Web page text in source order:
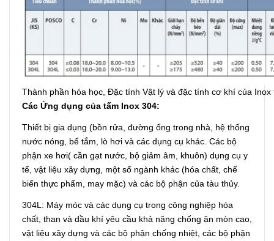
Thành phần hóa học, Đặc tính Vật lý và đặc tính cơ khí của Inox
Các Ứng dụng của tấm Inox 304:
Thiết bị gia dụng (bồn rửa, đường ống trong nhà, hệ thống
nước nóng, bể tắm, lò hơi và các dụng cụ khác. Các bộ
phận xe hơi( cần gạt nước, bộ giảm âm, khuôn) dụng cụ y
tế, vật liệu xây dựng, một số ngành khác (hóa chất, chế
biến thực phẩm, may mặc) và các bộ phận của tàu thủy.
304L: Máy móc và các dụng cụ trong công nghiệp hóa
chất, than và dầu khí yêu cầu khả năng chống ăn mòn cao,
vật liệu xây dựng và các bộ phận chống nhiệt, các bộ phận